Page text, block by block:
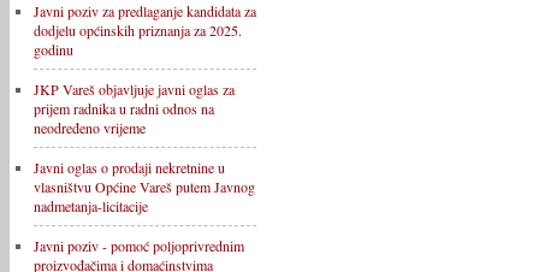
Javni poziv za predlaganje kandidata za
dodjelu općinskih priznanja za 2025.
godinu
JKP Vareš objavljuje javni oglas za
prijem radnika u radni odnos na
neodređeno vrijeme
Javni oglas o prodaji nekretnine u
vlasništvu Općine Vareš putem Javnog
nadmetanja-licitacije
Javni poziv - pomoć poljoprivrednim
proizvođačima i domaćinstvima